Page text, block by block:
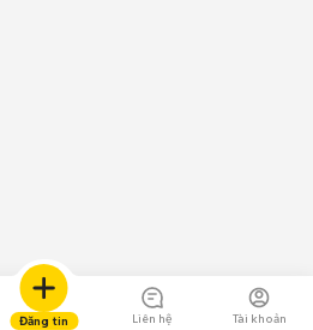
Đăng tin Liên hệ Tài khoản